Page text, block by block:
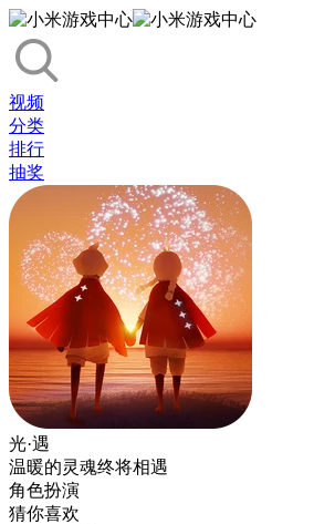
视频
分类
排行
抽奖
光·遇
温暖的灵魂终将相遇
角色扮演
猜你喜欢